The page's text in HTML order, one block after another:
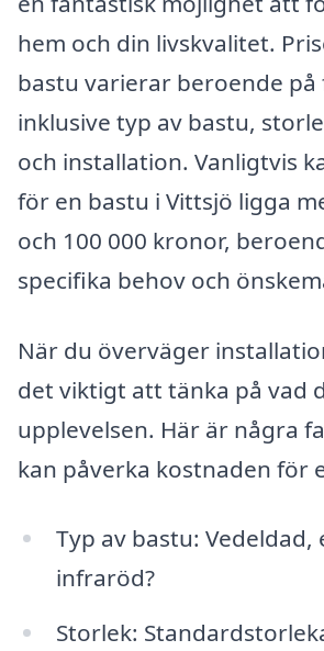
hem och din livskvalitet.
bastu varierar beroende
inklusive typ av bastu,
och installation. Vanligtvis
för en bastu i Vittsjö ligga
och 100 000 kronor,
specifika behov och
När du överväger
det viktigt att tänka på vad
upplevelsen. Här är några
kan påverka kostnaden för
Typ av bastu: Vedeldad,
infraröd?
Storlek: